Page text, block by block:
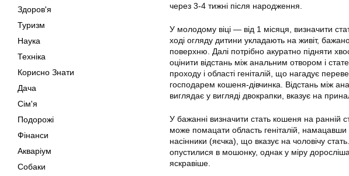
Здоров'я
Туризм
Наука
Техніка
Корисно Знати
Дача
Сім'я
Подорожі
Фінанси
Акваріум
Собаки
через 3-4 тижні після народження.
У молодому віці — від 1 місяця, визначити
ході огляду дитини укладають на живіт,
поверхню. Далі потрібно акуратно підняти
оцінити відстань між анальним отвором і
проходу і області геніталій, що нагадує
господарем кошеня-дівчинка. Відстань між
виглядає у вигляді двокрапки, вказує на
У бажанні визначити стать кошеня на ранній
може помацати область геніталій, намацавши
насінники (яєчка), що вказує на чоловічу
опустилися в мошонку, однак у міру
яскравіше.